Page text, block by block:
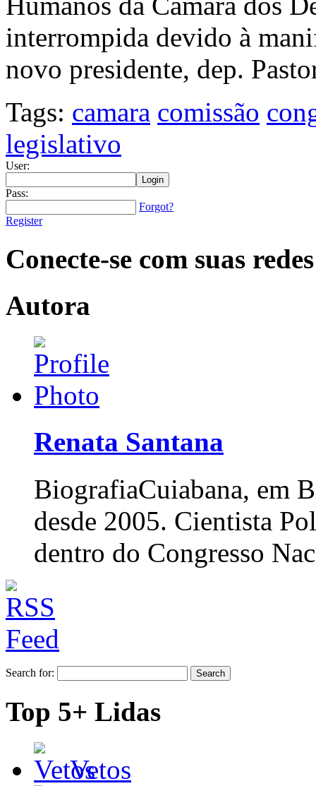
interrompida devido à
novo presidente, dep.
Tags: camara comissão
legislativo
User:
Pass:
Forgot?
Register
Conecte-se com suas redes
Autora
Renata Santana
BiografiaCuiabana, em
desde 2005. Cientista
dentro do Congresso
Search for:
Top 5+ Lidas
Vetos